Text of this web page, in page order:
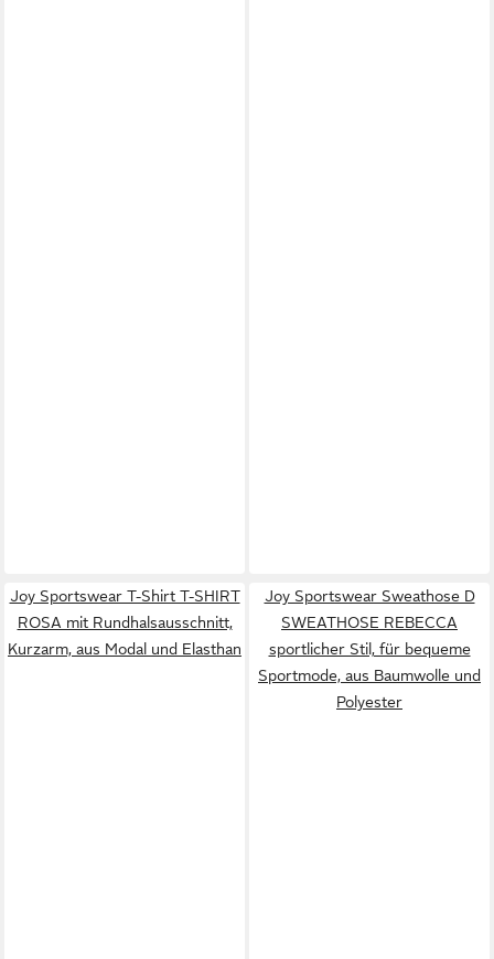
Joy Sportswear T-Shirt T-SHIRT
ROSA mit Rundhalsausschnitt,
Kurzarm, aus Modal und Elasthan
Joy Sportswear Sweathose D
SWEATHOSE REBECCA
sportlicher Stil, für bequeme
Sportmode, aus Baumwolle und
Polyester